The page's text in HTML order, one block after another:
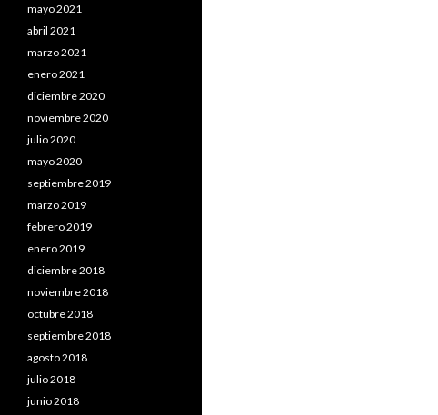
mayo 2021
abril 2021
marzo 2021
enero 2021
diciembre 2020
noviembre 2020
julio 2020
mayo 2020
septiembre 2019
marzo 2019
febrero 2019
enero 2019
diciembre 2018
noviembre 2018
octubre 2018
septiembre 2018
agosto 2018
julio 2018
junio 2018